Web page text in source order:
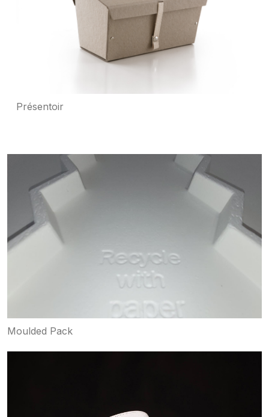
Présentoir
Moulded Pack